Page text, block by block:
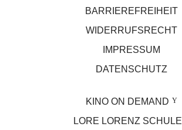
BARRIEREFREIHEIT
WIDERRUFSRECHT
IMPRESSUM
DATENSCHUTZ
KINO ON DEMAND
LORE LORENZ SCHULE